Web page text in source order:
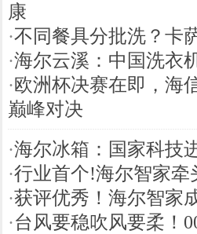
康
·不同餐具分批洗？卡
·海尔云溪：中国洗衣
·欧洲杯决赛在即，海
巅峰对决
·海尔冰箱：国家科技
·行业首个!海尔智家
·获评优秀！海尔智家
·台风要稳吹风要柔！